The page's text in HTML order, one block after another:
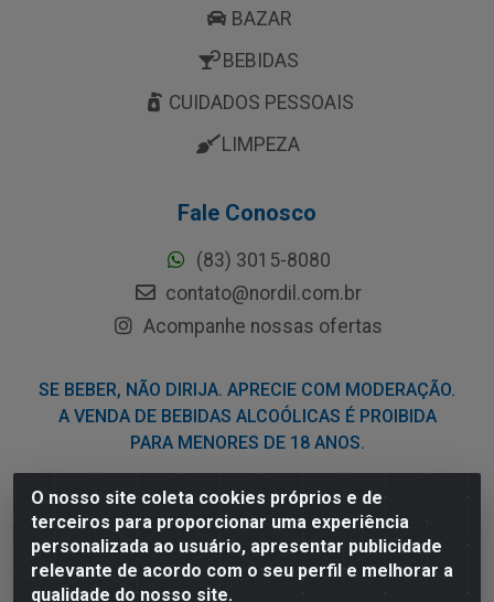
O nosso site coleta cookies próprios e de
terceiros para proporcionar uma experiência
personalizada ao usuário, apresentar publicidade
relevante de acordo com o seu perfil e melhorar a
qualidade do nosso site.
BAZAR
BEBIDAS
CUIDADOS PESSOAIS
LIMPEZA
Fale Conosco
(83) 3015-8080
contato@nordil.com.br
Acompanhe nossas ofertas
SE BEBER, NÃO DIRIJA. APRECIE COM MODERAÇÃO.
A VENDA DE BEBIDAS ALCOÓLICAS É PROIBIDA
PARA MENORES DE 18 ANOS.
Nordil Distribuidora - Avenida Liberdade, 2738, Bloco F -
Sesi - Bayeux/PB - CEP 58.111-400 - CNPJ
03.775.813/0001-41